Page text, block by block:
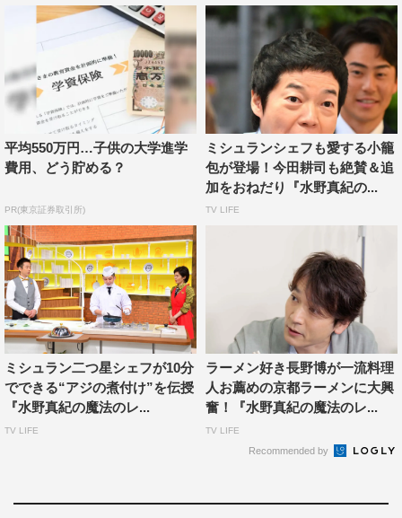
に。
ミシュランシェフがさまざまなスパゲティーに応用が利
く最強コンビと語る、サバ缶とうま味の相乗効果を生む食
材は果たしてどれなのか。
完成品を試食した松下は思わず「おいしい！お店みた
い」と言ったあと「お店の方が作ってらっしゃるから当た
り前なんですけど…」と我に返り、照れ笑いを見せる。
MBS
平均550万円…子供の大学進学
費用、どう貯める？
PR(東京証券取引所)
ミシュランシェフも愛する小籠
包が登場！今田耕司も絶賛＆追
加をおねだり『水野真紀の...
TV LIFE
ミシュラン二つ星シェフが10分
でできる“アジの煮付け”を伝授
『水野真紀の魔法のレ...
TV LIFE
ラーメン好き長野博が一流料理
人お薦めの京都ラーメンに大興
奮！『水野真紀の魔法のレ...
TV LIFE
Recommended by